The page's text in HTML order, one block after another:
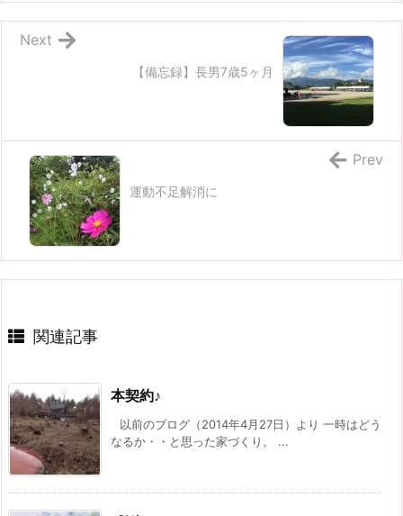
【備忘録】長男7歳5ヶ月
Next
運動不足解消に
Prev
関連記事
本契約♪
以前のブログ（2014年4月27日）より 一時はどう
なるか・・と思った家づくり。 ...